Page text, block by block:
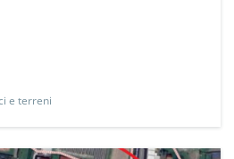
e terreni